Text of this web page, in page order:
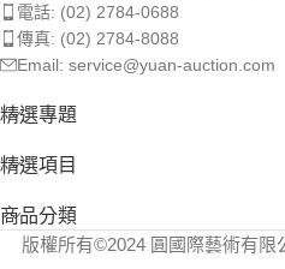
電話: (02) 2784-0688
傳真: (02) 2784-8088
Email: service@yuan-auction.com
精選專題
精選項目
商品分類
版權所有©2024 圓國際藝術有限